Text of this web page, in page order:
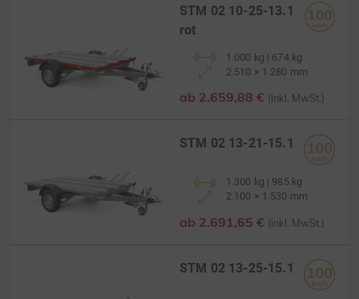
STM 02 10-25-13.1
rot
1.000 kg | 674 kg
2.510 × 1.280 mm
ab 2.659,88 € (inkl. MwSt.)
STM 02 13-21-15.1
1.300 kg | 985 kg
2.100 × 1.530 mm
ab 2.691,65 € (inkl. MwSt.)
STM 02 13-25-15.1